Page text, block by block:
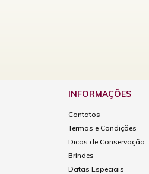
INFORMAÇÕES
Contatos
Termos e Condições
Dicas de Conservação
Brindes
Datas Especiais